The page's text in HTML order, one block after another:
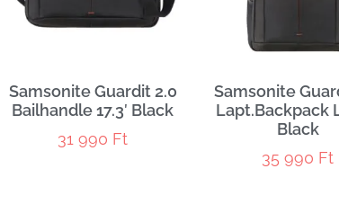
Samsonite Guardit 2.0
Bailhandle 17.3′ Black
31 990 Ft
Samsonite
Lapt.Backpack L
Black
35 990 Ft